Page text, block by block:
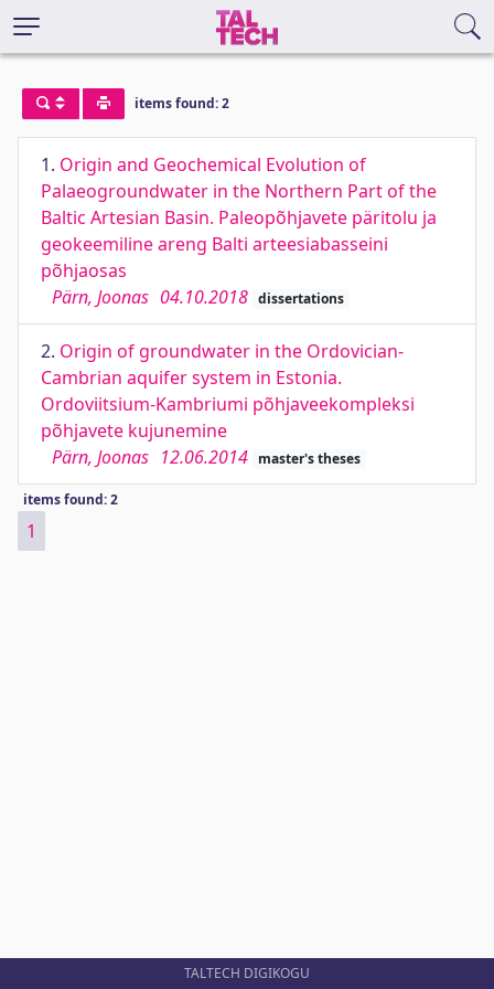
items found: 2
1. Origin and Geochemical Evolution of
Palaeogroundwater in the Northern Part of the
Baltic Artesian Basin. Paleopõhjavete päritolu ja
geokeemiline areng Balti arteesiabasseini
põhjaosas
Pärn, Joonas 04.10.2018 dissertations
2. Origin of groundwater in the Ordovician-
Cambrian aquifer system in Estonia.
Ordoviitsium-Kambriumi põhjaveekompleksi
põhjavete kujunemine
Pärn, Joonas 12.06.2014 master's theses
items found: 2
1
TALTECH DIGIKOGU